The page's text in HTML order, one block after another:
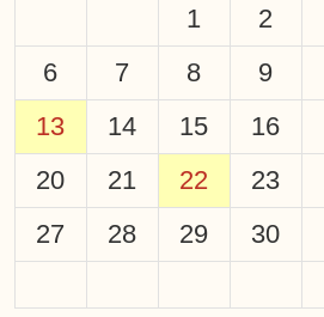
1
2
6
7 8 9
13
14 15 16
20
21 22 23
27
28 29 30